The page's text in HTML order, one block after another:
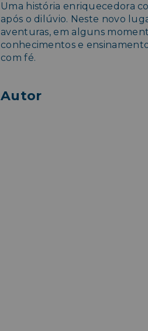
Uma história enriquecedora
após o dilúvio. Neste novo
aventuras, em alguns
conhecimentos e
com fé.
Autor